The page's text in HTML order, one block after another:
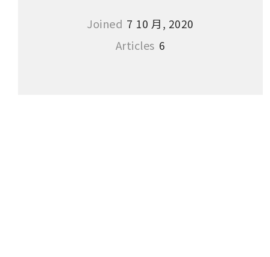
Joined 7 10 月, 2020
Articles 6